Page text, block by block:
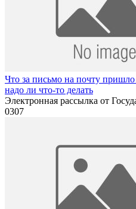
Что за письмо на почту пришло
надо ли что-то делать
Электронная рассылка от
0307